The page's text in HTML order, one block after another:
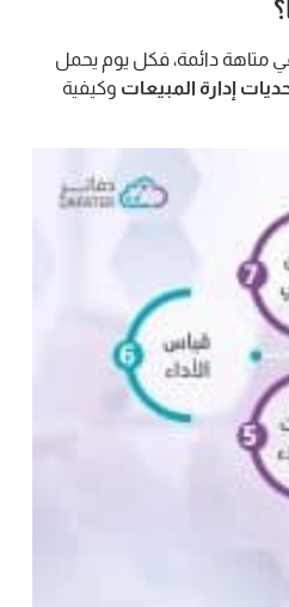
متاهة دائمة، فكل يوم يحمل
إدارة المبيعات وكيفية